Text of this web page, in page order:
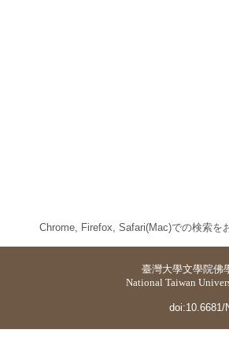
Chrome, Firefox, Safari(Mac)での検索を
臺灣大學文學院佛
National Taiwan
doi:10.6681/